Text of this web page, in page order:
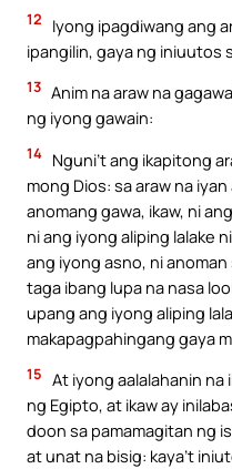
12
Iyong ipagdiwang ang
ipangilin, gaya ng iniuutos
13 Anim na araw na
ng iyong gawain:
14 Nguni’t ang ikapitong
mong Dios: sa araw na
anomang gawa, ikaw, ni
ni ang iyong aliping lalake
ang iyong asno, ni
taga ibang lupa na nasa
upang ang iyong aliping
makapagpahingang gaya
15 At iyong aalalahanin na
ng Egipto, at ikaw ay
doon sa pamamagitan ng
at unat na bisig: kaya’t